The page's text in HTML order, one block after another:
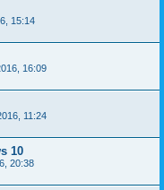
15:14
16:09
11:24
10
20:38